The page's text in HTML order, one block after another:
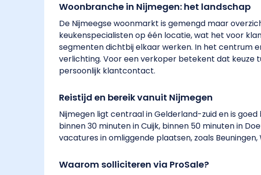
Woonbranche in Nijmegen: het landschap
De Nijmeegse woonmarkt is gemengd maar
keukenspecialisten op één locatie, wat het voor
segmenten dichtbij elkaar werken. In het centrum
verlichting. Voor een verkoper betekent dat
persoonlijk klantcontact.
Reistijd en bereik vanuit Nijmegen
Nijmegen ligt centraal in Gelderland-zuid en is
binnen 30 minuten in Cuijk, binnen 50 minuten in
vacatures in omliggende plaatsen, zoals
Waarom solliciteren via ProSale?